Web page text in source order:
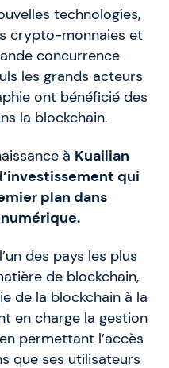
technologies,
crypto-monnaies et
concurrence
les grands acteurs
ont bénéficié des
la blockchain.
à Kuailian
qui
plan dans
des pays les plus
de blockchain,
de la blockchain à la
en charge la gestion
permettant l’accès
que ses utilisateurs